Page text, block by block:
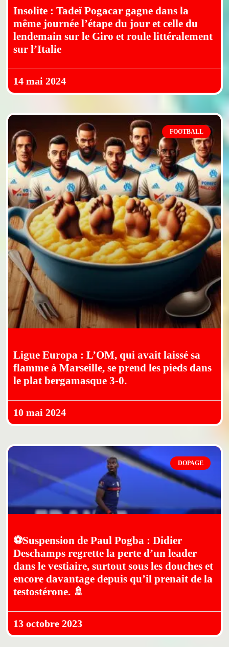
Insolite : Tadeï Pogacar gagne dans la
même journée l’étape du jour et celle du
lendemain sur le Giro et roule littéralement
sur l’Italie
14 mai 2024
FOOTBALL
Ligue Europa : L’OM, qui avait laissé sa
flamme à Marseille, se prend les pieds dans
le plat bergamasque 3-0.
10 mai 2024
DOPAGE
⚽Suspension de Paul Pogba : Didier
Deschamps regrette la perte d’un leader
dans le vestiaire, surtout sous les douches et
encore davantage depuis qu’il prenait de la
testostérone. 🚿
13 octobre 2023